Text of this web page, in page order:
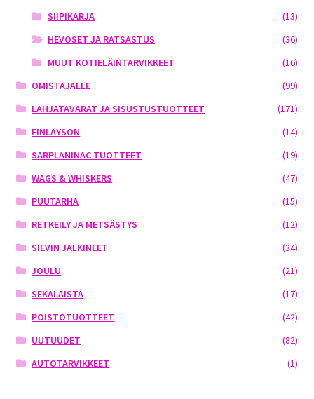
SIIPIKARJA
(13)
HEVOSET JA RATSASTUS
(36)
MUUT KOTIELÄINTARVIKKEET
(16)
OMISTAJALLE
(99)
LAHJATAVARAT JA SISUSTUSTUOTTEET
(171)
FINLAYSON
(14)
SARPLANINAC TUOTTEET
(19)
WAGS & WHISKERS
(47)
PUUTARHA
(15)
RETKEILY JA METSÄSTYS
(12)
SIEVIN JALKINEET
(34)
JOULU
(21)
SEKALAISTA
(17)
POISTOTUOTTEET
(42)
UUTUUDET
(82)
AUTOTARVIKKEET
(1)